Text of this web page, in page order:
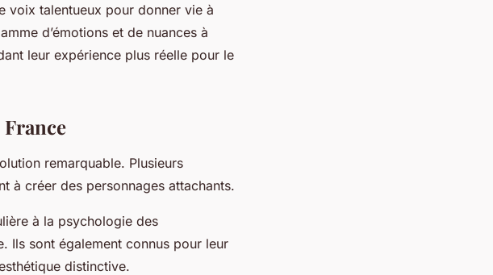
voix talentueux pour donner vie à
d’émotions et de nuances à
leur expérience plus réelle pour le
remarquable. Plusieurs
à créer des personnages attachants.
à la psychologie des
Ils sont également connus pour leur
distinctive.